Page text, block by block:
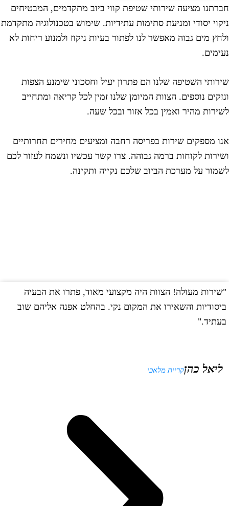
מציעה שירותי שטיפת קווי ביוב מתקדמים, המבטיחים
יסודי ומניעת סתימות עתידיות. שימוש בטכנולוגיה מתקדמת
מים גבוה מאפשר לנו לפתור בעיות ניקוז ולמנוע ריחות לא
השטיפה שלנו הם פתרון יעיל וחסכוני שימנע הצפות
נוספים. הצוות המיומן שלנו זמין לכל קריאה ומתחייב
מהיר ואמין בכל אזור ובכל שעה.
מספקים שירות בפריסה רחבה ומציעים מחירים תחרותיים
לקוחות ברמה גבוהה. צרו קשר עכשיו ונשמח לעזור לכם
על מערכת הביוב שלכם נקייה ותקינה.
מעולה! הצוות היה מקצועי מאוד, פתרו את הבעיה
והשאירו את המקום נקי. בהחלט אפנה אליהם שוב
ליאל כהןקריית מלאכי